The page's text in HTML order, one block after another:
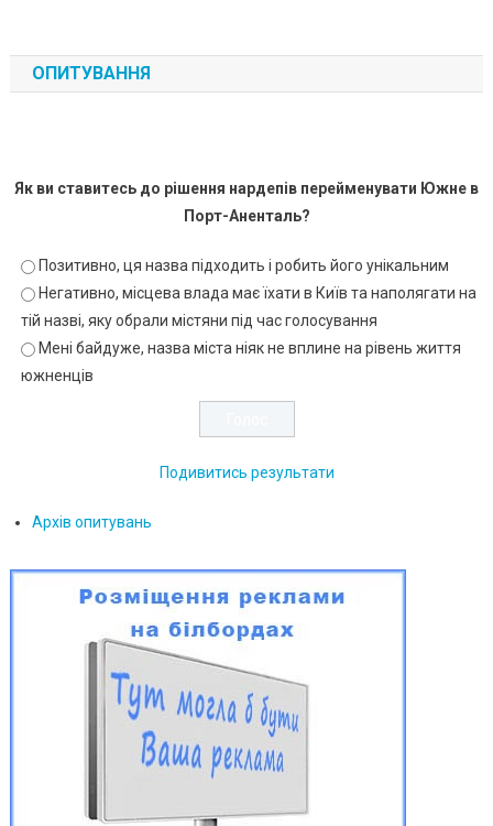
ОПИТУВАННЯ
Як ви ставитесь до рішення нардепів перейменувати Южне в
Порт-Аненталь?
Позитивно, ця назва підходить і робить його унікальним
Негативно, місцева влада має їхати в Київ та наполягати на
тій назві, яку обрали містяни під час голосування
Мені байдуже, назва міста ніяк не вплине на рівень життя
южненців
Подивитись результати
Архів опитувань